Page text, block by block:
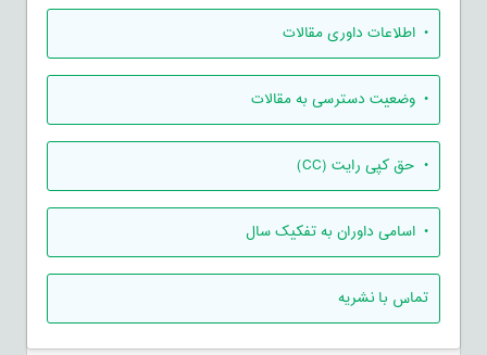
• اطلاعات داوری مقالات
• وضعیت دسترسی به مقالات
• حق کپی رایت (CC)
• اسامی داوران به تفکیک سال
تماس با نشریه